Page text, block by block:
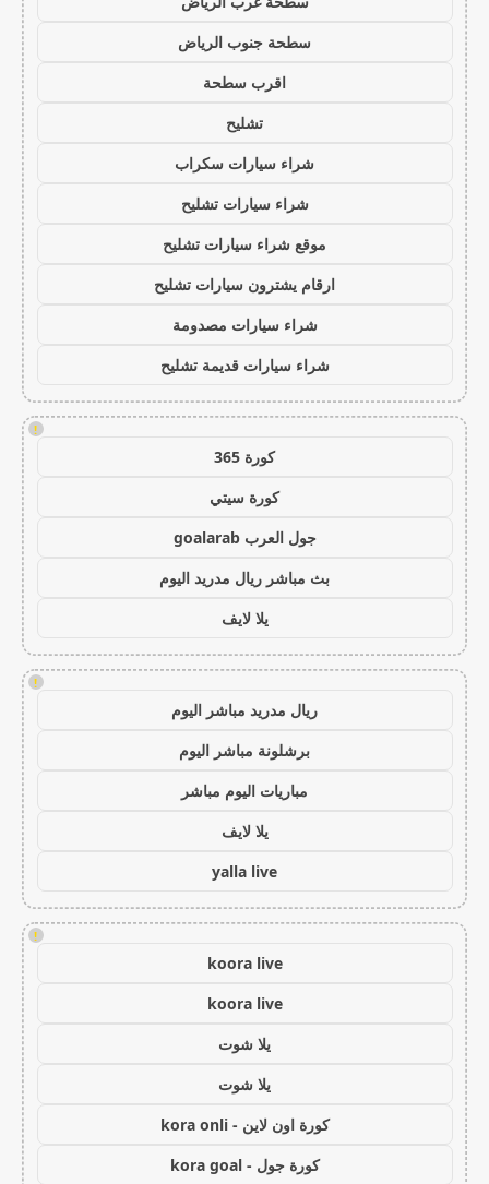
سطحة جنوب الرياض
اقرب سطحة
تشليح
شراء سيارات سكراب
شراء سيارات تشليح
موقع شراء سيارات تشليح
ارقام يشترون سيارات تشليح
شراء سيارات مصدومة
شراء سيارات قديمة تشليح
!
كورة 365
كورة سيتي
جول العرب goalarab
بث مباشر ريال مدريد اليوم
يلا لايف
!
ريال مدريد مباشر اليوم
برشلونة مباشر اليوم
مباريات اليوم مباشر
يلا لايف
yalla live
!
koora live
koora live
يلا شوت
يلا شوت
كورة اون لاين - kora onli
كورة جول - kora goal